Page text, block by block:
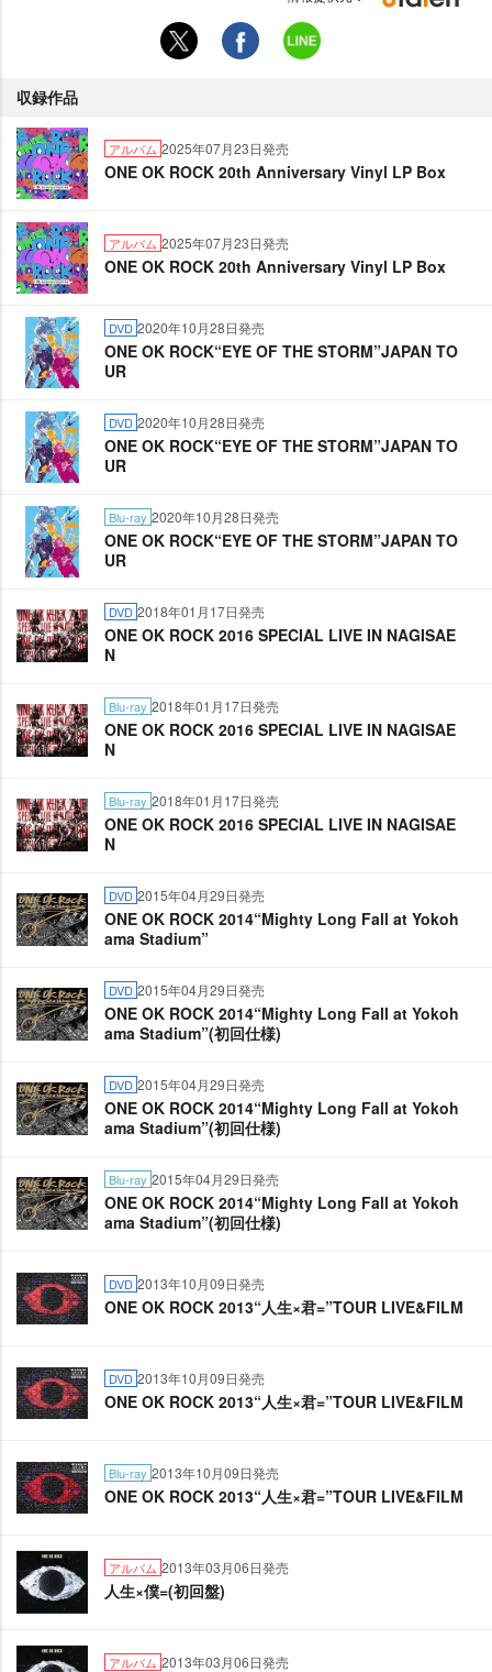
収録作品
アルバム 2025年07月23日発売
ONE OK ROCK 20th Anniversary Vinyl LP Box
アルバム 2025年07月23日発売
ONE OK ROCK 20th Anniversary Vinyl LP Box
DVD 2020年10月28日発売
ONE OK ROCK“EYE OF THE STORM”JAPAN TO
UR
DVD 2020年10月28日発売
ONE OK ROCK“EYE OF THE STORM”JAPAN TO
UR
Blu-ray 2020年10月28日発売
ONE OK ROCK“EYE OF THE STORM”JAPAN TO
UR
DVD 2018年01月17日発売
ONE OK ROCK 2016 SPECIAL LIVE IN NAGISAE
N
Blu-ray 2018年01月17日発売
ONE OK ROCK 2016 SPECIAL LIVE IN NAGISAE
N
Blu-ray 2018年01月17日発売
ONE OK ROCK 2016 SPECIAL LIVE IN NAGISAE
N
DVD 2015年04月29日発売
ONE OK ROCK 2014“Mighty Long Fall at Yokoh
ama Stadium”
DVD 2015年04月29日発売
ONE OK ROCK 2014“Mighty Long Fall at Yokoh
ama Stadium”(初回仕様)
DVD 2015年04月29日発売
ONE OK ROCK 2014“Mighty Long Fall at Yokoh
ama Stadium”(初回仕様)
Blu-ray 2015年04月29日発売
ONE OK ROCK 2014“Mighty Long Fall at Yokoh
ama Stadium”(初回仕様)
DVD 2013年10月09日発売
ONE OK ROCK 2013“人生×君=”TOUR LIVE&FILM
DVD 2013年10月09日発売
ONE OK ROCK 2013“人生×君=”TOUR LIVE&FILM
Blu-ray 2013年10月09日発売
ONE OK ROCK 2013“人生×君=”TOUR LIVE&FILM
アルバム 2013年03月06日発売
人生×僕=(初回盤)
アルバム 2013年03月06日発売